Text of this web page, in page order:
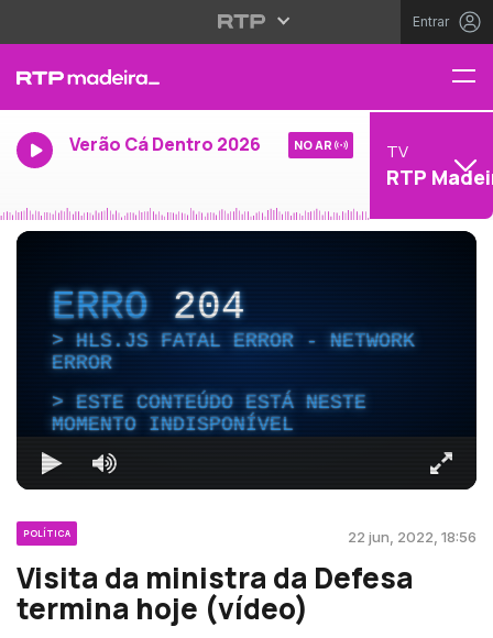
Entrar
Verão Cá Dentro 2026 NO AR TV
RTP
ERRO204
HLS.JS FATAL ERROR - NETWORK
ERROR
ESTE CONTEÚDO ESTÁ NESTE
MOMENTO INDISPONÍVEL
POLÍTICA 22 jun, 2022, 18:56
Visita da ministra da Defesa
termina hoje (vídeo)